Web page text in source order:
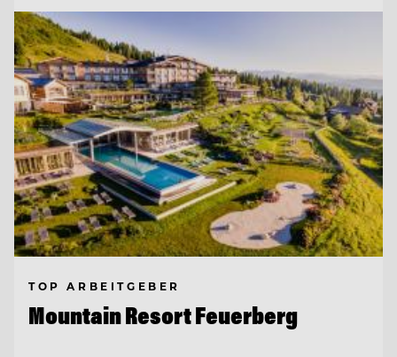
TOP ARBEITGEBER
Mountain Resort Feuerberg